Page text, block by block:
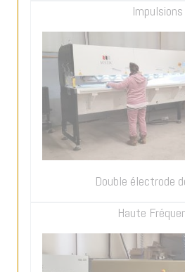
Impulsions
Double électrode
Haute